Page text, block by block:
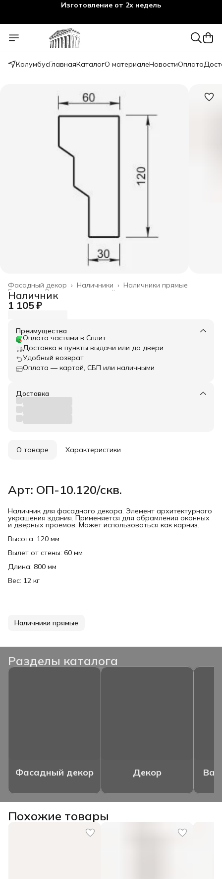
КолумбусГлавнаяКаталогО материалеНовостиОплата
Наличники прямые
Наличники ›
Фасадный декор ›
Весь архитектурный декор
Главная ›
Наличник
1 105 ₽
Преимущества
Оплата частями в Сплит
Доставка в пункты выдачи или до двери
Удобный возврат
Оплата — картой, СБП или наличными
Доставка
О товаре Характеристики
Арт: ОП-10.120/скв.
Наличник для фасадного декора. Элемент архитектурного
украшения здания. Применяется для обрамления оконных
и дверных проемов. Может использоваться как карниз.
Высота: 120 мм
Вылет от стены: 60 мм
Длина: 800 мм
Вес: 12 кг
Наличники прямые
Разделы каталога
Фасадный декор Декор
Похожие товары